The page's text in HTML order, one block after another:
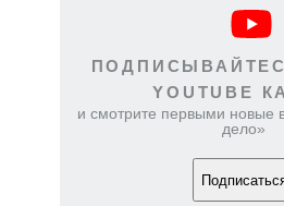
YOUTUBE
и смотрите первыми новые
дело»